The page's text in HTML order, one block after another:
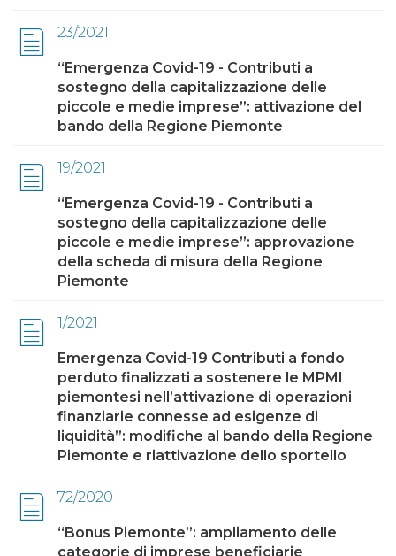
23/2021
“Emergenza Covid-19 - Contributi a
sostegno della capitalizzazione delle
piccole e medie imprese”: attivazione del
bando della Regione Piemonte
19/2021
“Emergenza Covid-19 - Contributi a
sostegno della capitalizzazione delle
piccole e medie imprese”: approvazione
della scheda di misura della Regione
Piemonte
1/2021
Emergenza Covid-19 Contributi a fondo
perduto finalizzati a sostenere le MPMI
piemontesi nell’attivazione di operazioni
finanziarie connesse ad esigenze di
liquidità”: modifiche al bando della Regione
Piemonte e riattivazione dello sportello
72/2020
“Bonus Piemonte”: ampliamento delle
categorie di imprese beneficiarie